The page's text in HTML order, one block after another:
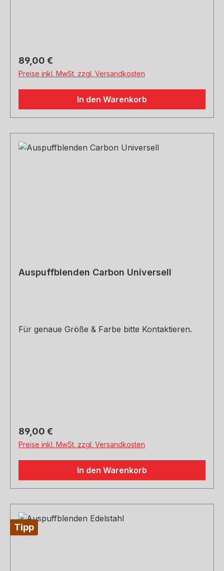
Regulärer Preis:
89,00 €
Preise inkl. MwSt. zzgl. Versandkosten
In den Warenkorb
Auspuffblenden Carbon Universell
Für genaue Größe & Farbe bitte Kontaktieren.
Regulärer Preis:
89,00 €
Preise inkl. MwSt. zzgl. Versandkosten
In den Warenkorb
Tipp